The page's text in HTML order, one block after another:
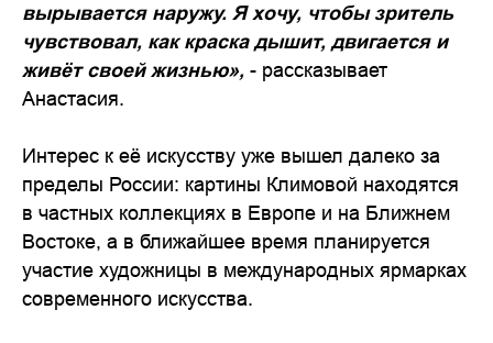
вырывается наружу. Я хочу, чтобы зритель
чувствовал, как краска дышит, двигается и
живёт своей жизнью», - рассказывает
Анастасия.
Интерес к её искусству уже вышел далеко за
пределы России: картины Климовой находятся
в частных коллекциях в Европе и на Ближнем
Востоке, а в ближайшее время планируется
участие художницы в международных ярмарках
современного искусства.